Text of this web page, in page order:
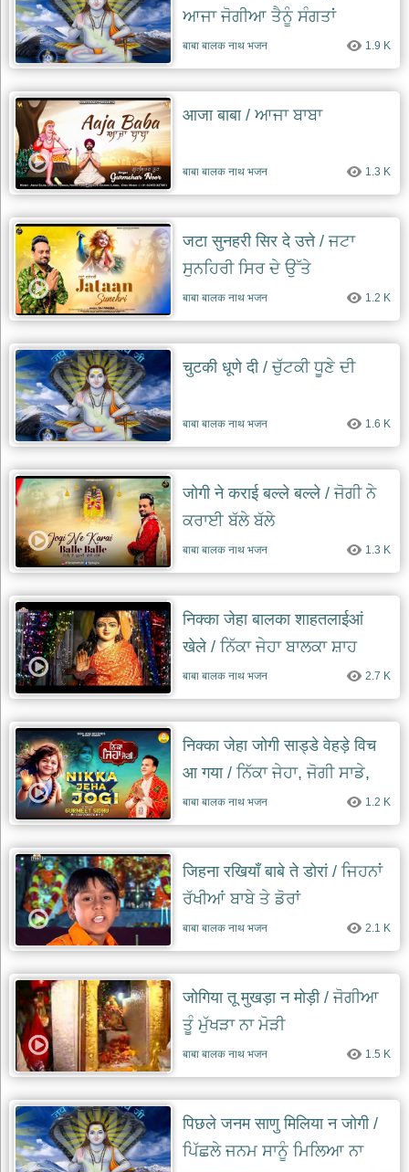
ਆਜਾ ਜੋਗੀਆ ਤੈਨੂੰ ਸੰਗਤਾਂ
ਪੁਕਾਰਦੀਆਂ
बाबा बालक नाथ भजन 1.9 K
आजा बाबा / ਆਜਾ ਬਾਬਾ
बाबा बालक नाथ भजन 1.3 K
जटा सुनहरी सिर दे उत्ते / ਜਟਾ
ਸੁਨਹਿਰੀ ਸਿਰ ਦੇ ਉੱਤੇ
बाबा बालक नाथ भजन 1.2 K
चुटकी धूणे दी / ਚੁੱਟਕੀ ਧੂਣੇ ਦੀ
बाबा बालक नाथ भजन 1.6 K
जोगी ने कराई बल्ले बल्ले / ਜੋਗੀ ਨੇ
ਕਰਾਈ ਬੱਲੇ ਬੱਲੇ
बाबा बालक नाथ भजन 1.3 K
निक्का जेहा बालका शाहतलाईआं
खेले / ਨਿੱਕਾ ਜੇਹਾ ਬਾਲਕਾ ਸ਼ਾਹ
ਤਲਾਈਆਂ ਖੇਲ੍ਹੇ
बाबा बालक नाथ भजन 2.7 K
निक्का जेहा जोगी साड्डे वेहड़े विच
आ गया / ਨਿੱਕਾ ਜੇਹਾ, ਜੋਗੀ ਸਾਡੇ,
ਵੇਹੜੇ ਵਿੱਚ ਆ ਗਿਆ
बाबा बालक नाथ भजन 1.2 K
जिहना रखियाँ बाबे ते डोरां / ਜਿਹਨਾਂ
ਰੱਖੀਆਂ ਬਾਬੇ ਤੇ ਡੋਰਾਂ
बाबा बालक नाथ भजन 2.1 K
जोगिया तू मुखड़ा न मोड़ी / ਜੋਗੀਆ
ਤੂੰ ਮੁੱਖੜਾ ਨਾ ਮੋੜੀ
बाबा बालक नाथ भजन 1.5 K
पिछले जनम साणु मिलिया न जोगी /
ਪਿੱਛਲੇ ਜਨਮ ਸਾਨੂੰ ਮਿਲਿਆ ਨਾ